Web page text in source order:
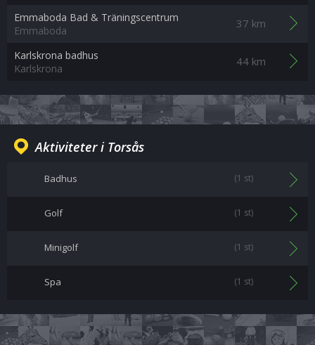
Emmaboda Bad & Träningscentrum
Emmaboda
37 km
Karlskrona badhus
Karlskrona
44 km
Aktiviteter i Torsås
Badhus (1 st)
Golf (1 st)
Minigolf (1 st)
Spa (1 st)